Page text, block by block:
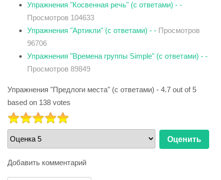
Упражнения "Косвенная речь" (с ответами) - -
Просмотров 104633
Упражнения "Артикли" (с ответами) - - Просмотров
96706
Упражнения "Времена группы Simple" (с ответами) - -
Просмотров 89849
Упражнения "Предлоги места" (с ответами) - 4.7 out of 5
based on 138 votes
РЕЙТИНГ:
Пожалуйста,
оцените
Добавить комментарий